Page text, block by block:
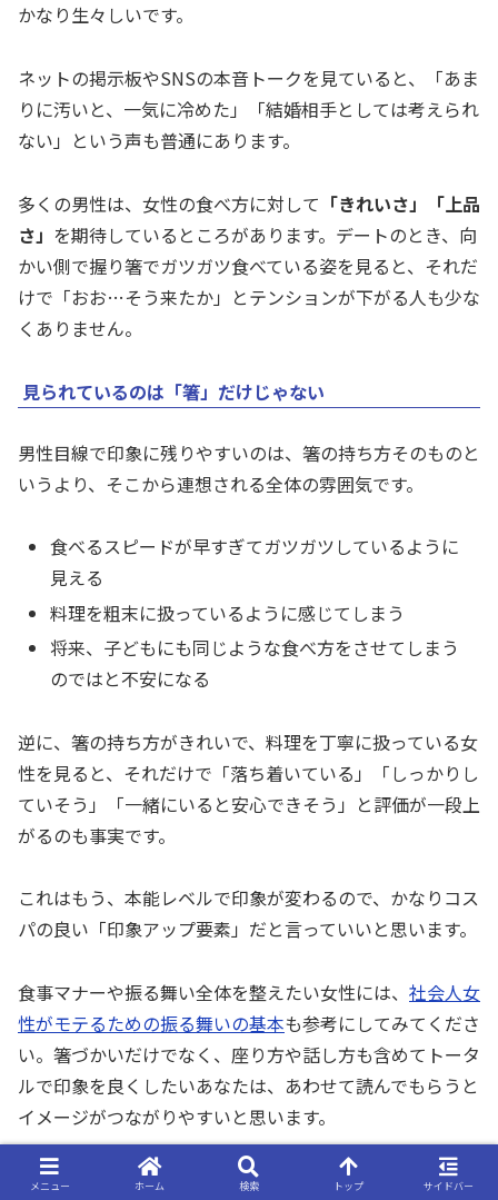
かなり生々しいです。
ネットの掲示板やSNSの本音トークを見ていると、「あま
りに汚いと、一気に冷めた」「結婚相手としては考えられ
ない」という声も普通にあります。
多くの男性は、女性の食べ方に対して 「きれいさ」「上品
さ」 を期待しているところがあります。デートのとき、向
かい側で握り箸でガツガツ食べている姿を見ると、それだ
けで「おお…そう来たか」とテンションが下がる人も少な
くありません。
見られているのは「箸」だけじゃない
男性目線で印象に残りやすいのは、箸の持ち方そのものと
いうより、そこから連想される全体の雰囲気です。
食べるスピードが早すぎてガツガツしているように
見える
料理を粗末に扱っているように感じてしまう
将来、子どもにも同じような食べ方をさせてしまう
のではと不安になる
逆に、箸の持ち方がきれいで、料理を丁寧に扱っている女
性を見ると、それだけで「落ち着いている」「しっかりし
ていそう」「一緒にいると安心できそう」と評価が一段上
がるのも事実です。
これはもう、本能レベルで印象が変わるので、かなりコス
パの良い「印象アップ要素」だと言っていいと思います。
食事マナーや振る舞い全体を整えたい女性には、 社会人女
性がモテるための振る舞いの基本も参考にしてみてくださ
い。箸づかいだけでなく、座り方や話し方も含めてトータ
ルで印象を良くしたいあなたは、あわせて読んでもらうと
イメージがつながりやすいと思います。
男女どちらにせよ、「箸がきれい＝中身が完璧」というわ
メニュー ホーム 検索 トップ サイドバー